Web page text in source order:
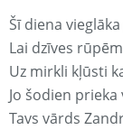
Šī diena
Lai dzīves
Uz mirkli kļūsti
Jo šodien prieka
Tavs vārds